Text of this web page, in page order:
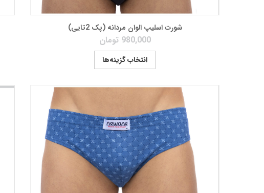
شورت اسلیپ الوان مردانه (پک 2تایی)
980,000 تومان
انتخاب گزینه‌ها